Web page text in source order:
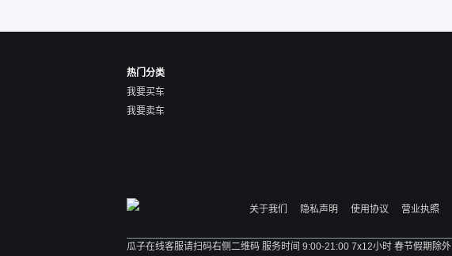
热门分类
我要买车
我要卖车
关于我们 隐私声明 使用协议 营业执照
瓜子在线客服请扫码右侧二维码 服务时间 9:00-21:00 7x12小时 春节假期除外